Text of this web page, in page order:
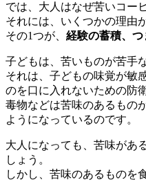
では、大人はなぜ苦いコー
それには、いくつかの理由
その1つが、 経験の蓄積、
子どもは、苦いものが苦手
それは、子どもの味覚が敏
のを口に入れないための防
毒物などは苦味のあるもの
ようになっているのです。
大人になっても、苦味があ
しょう。
しかし、苦味のあるものを